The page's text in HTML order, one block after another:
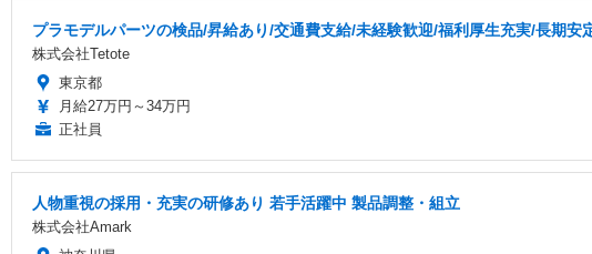
プラモデルパーツの検品/昇給あり/交通費支給/未経験歓迎/福利厚生充実/長期安
株式会社Tetote
東京都
月給27万円～34万円
正社員
人物重視の採用・充実の研修あり 若手活躍中 製品調整・組立
株式会社Amark